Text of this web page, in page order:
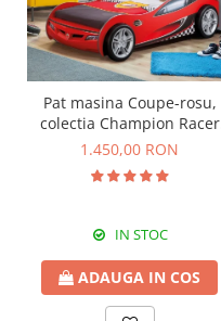
Pat masina Coupe-rosu,
colectia Champion Racer
90x190 Cm
1.450,00 RON
IN STOC
ADAUGA IN COS